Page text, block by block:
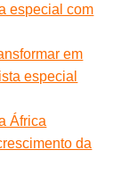
especial com
em
especial
África
da